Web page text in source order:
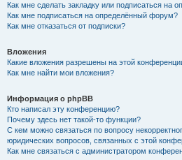
Как мне сделать закладку или подписаться на
Как мне подписаться на определённый форум?
Как мне отказаться от подписки?
Вложения
Какие вложения разрешены на этой
Как мне найти мои вложения?
Информация о phpBB
Кто написал эту конференцию?
Почему здесь нет такой-то функции?
С кем можно связаться по вопросу
юридических вопросов, связанных с этой
Как мне связаться с администратором